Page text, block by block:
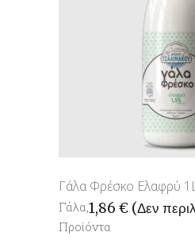
Γάλα Φρέσκο Ελαφρύ
1,86 € (Δεν
Γάλα,
Προϊόντα